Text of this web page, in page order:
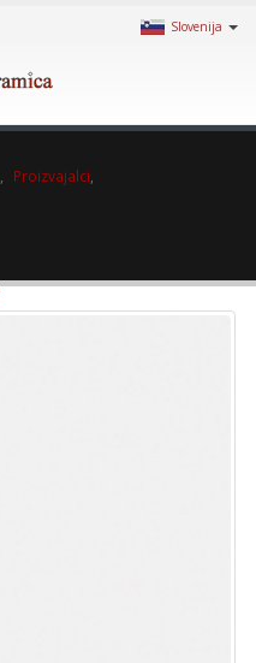
Slovenija
Proizvajalci